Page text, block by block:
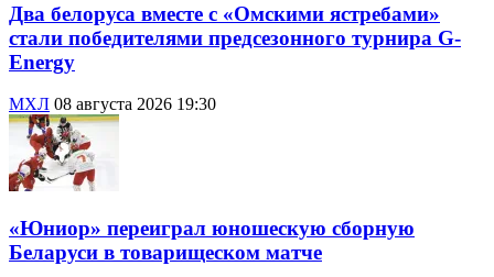
Два белоруса вместе с «Омскими ястребами»
стали победителями предсезонного турнира G-
Energy
МХЛ 08 августа 2026 19:30
«Юниор» переиграл юношескую сборную
Беларуси в товарищеском матче